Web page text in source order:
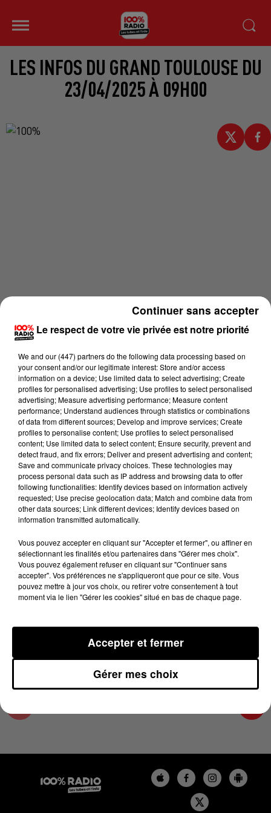
LES INFOS DU GRAND TOULOUSE DU
23/04/2025 À 09H00
Lecture (4 min 14 sec)
100%
100% Radio les infos du grand Toulouse
23 avril 2025 - 4 min 14 sec
LES INFOS DU GRAND TOULOUSE DU
23/04/2025 À 09H00
Podcasts infos du grand Toulouse
Le respect de votre vie privée est notre priorité
We and our (447) partnersdo the following data processing based on
your consent and/or our legitimate interest: Store and/or access
information on a device; Use limited data to select advertising; Create
profiles for personalised advertising; Use profiles to select personalised
advertising; Measure advertising performance; Measure content
performance; Understand audiences through statistics or combinations
of data from different sources; Develop and improve services; Create
profiles to personalise content; Use profiles to select personalised
content; Use limited data to select content; Ensure security, prevent and
detect fraud, and fix errors; Deliver and present advertising and content;
Save and communicate privacy choices. These technologies may
process personal data such as IP address and browsing data to offer
following functionalities: Identify devices based on information actively
requested; Use precise geolocation data; Match and combine data from
other data sources; Link different devices; Identify devices based on
information transmitted automatically.
Vous pouvez accepter en cliquant sur "Accepter et fermer", ou affiner en
sélectionnant les finalités et/ou partenaires dans "Gérer mes choix".
Vous pouvez également refuser en cliquant sur "Continuer sans
accepter". Vos préférences ne s'appliqueront que pour ce site. Vous
pouvez mettre à jour vos choix, ou retirer votre consentement à tout
moment via le lien "Gérer les cookies" situé en bas de chaque page.
Gérer mes choix
Accepter et fermer
Continuer sans accepter